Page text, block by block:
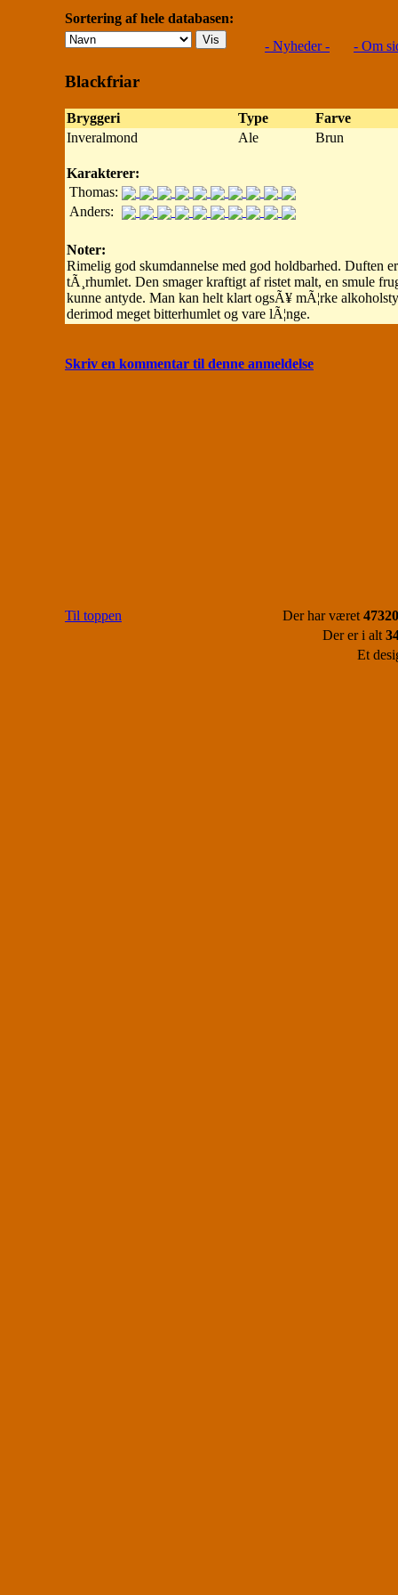
Sortering af hele databasen:
- Nyheder -
- Om
Blackfriar
Bryggeri Type
Farve
Inveralmond
Ale Brun
Karakterer:
Thomas:
Anders:
Noter:
Rimelig god skumdannelse med god holdbarhed. Duften
tÃ¸rhumlet. Den smager kraftigt af ristet malt, en smule
kunne antyde. Man kan helt klart ogsÃ¥ mÃ¦rke
derimod meget bitterhumlet og vare lÃ¦nge.
Skriv en kommentar til denne anmeldelse
Til toppen Der har været
Der er i alt
Et